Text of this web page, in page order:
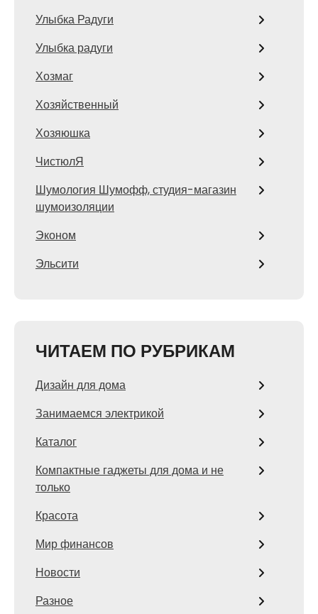
Улыбка Радуги
Улыбка радуги
Хозмаг
Хозяйственный
Хозяюшка
ЧистюлЯ
Шумология Шумофф, студия-магазин
шумоизоляции
Эконом
Эльсити
ЧИТАЕМ ПО РУБРИКАМ
Дизайн для дома
Занимаемся электрикой
Каталог
Компактные гаджеты для дома и не
только
Красота
Мир финансов
Новости
Разное